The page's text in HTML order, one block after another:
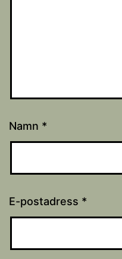
Namn *
E-postadress *